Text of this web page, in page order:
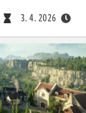
3. 4. 2026